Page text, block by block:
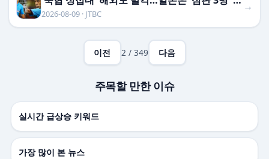
2026-08-09 · JTBC
→
이전 2 / 349 다음
주목할 만한 이슈
실시간 급상승 키워드
가장 많이 본 뉴스